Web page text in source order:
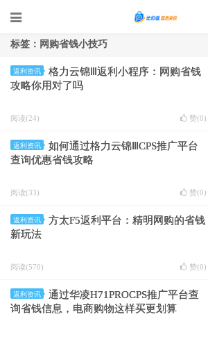
标签：网购省钱小技巧
返利资讯
格力云锦Ⅲ返利小程序：网购省钱
攻略你用对了吗
阅读(24) 赞(0)
返利资讯
如何通过格力云锦ⅢCPS推广平台
查询优惠省钱攻略
阅读(33) 赞(0)
返利资讯
方太F5返利平台：精明网购的省钱
新玩法
阅读(570) 赞(0)
返利资讯
通过华凌H71PROCPS推广平台查
询省钱信息，电商购物这样买更划算